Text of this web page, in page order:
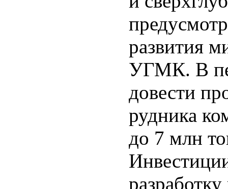
развития
УГМК. В
довести
рудника
до 7 млн